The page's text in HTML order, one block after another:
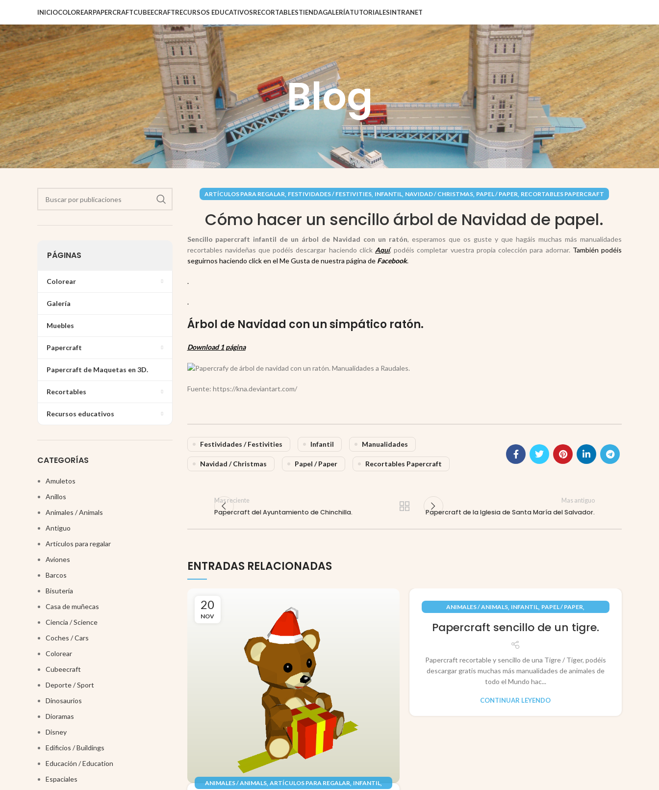
INICIOCOLOREARPAPERCRAFTCUBEECRAFTRECURSOS EDUCATIVOSRECORTABLESTIENDAGALERÍATUTORIALESINTRANET
Blog
ARTÍCULOS PARA REGALAR, FESTIVIDADES / FESTIVITIES, INFANTIL, NAVIDAD / CHRISTMAS, PAPEL / PAPER, RECORTABLES PAPERCRAFT
Cómo hacer un sencillo árbol de Navidad de papel.
Sencillo papercraft infantil de un árbol de Navidad con un ratón, esperamos que os guste y que hagáis muchas más manualidades
recortables navideñas que podéis descargar haciendo click Aquí, podéis completar vuestra propia colección para adornar. También podéis
seguirnos haciendo click en el Me Gusta de nuestra página de Facebook.
.
.
Árbol de Navidad con un simpático ratón.
Download 1 página
Fuente: https://kna.deviantart.com/
Festividades / Festivities Infantil Manualidades
Navidad / Christmas Papel / Paper Recortables Papercraft
Mas reciente
Papercraft del Ayuntamiento de Chinchilla.
Mas antiguo
Papercraft de la Iglesia de Santa María del Salvador.
ENTRADAS RELACIONADAS
20
NOV
ANIMALES / ANIMALS, ARTÍCULOS PARA REGALAR, INFANTIL,
ANIMALES / ANIMALS, INFANTIL, PAPEL / PAPER,
Papercraft sencillo de un tigre.
Papercraft recortable y sencillo de una Tigre / Tiger, podéis
descargar gratis muchas más manualidades de animales de
todo el Mundo hac...
CONTINUAR LEYENDO
PÁGINAS
Colorear
Galería
Muebles
Papercraft
Papercraft de Maquetas en 3D.
Recortables
Recursos educativos
CATEGORÍAS
Amuletos
Anillos
Animales / Animals
Antiguo
Artículos para regalar
Aviones
Barcos
Bisutería
Casa de muñecas
Ciencia / Science
Coches / Cars
Colorear
Cubeecraft
Deporte / Sport
Dinosaurios
Dioramas
Disney
Edificios / Buildings
Educación / Education
Espaciales